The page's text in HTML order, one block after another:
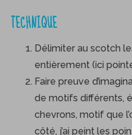
TECHNIQUE
Délimiter au scotch
entièrement (ici
Faire preuve
de motifs différents,
chevrons, motif que
côté, j’ai peint les